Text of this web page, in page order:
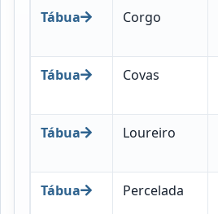
Tábua Corgo
Tábua Covas
Tábua Loureiro
Tábua Percelada